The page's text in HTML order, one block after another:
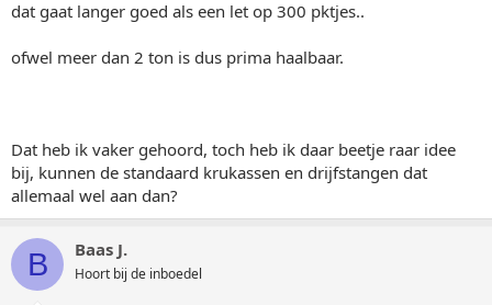
dat gaat langer goed als een let op 300 pktjes..
ofwel meer dan 2 ton is dus prima haalbaar.
Dat heb ik vaker gehoord, toch heb ik daar beetje raar idee
bij, kunnen de standaard krukassen en drijfstangen dat
allemaal wel aan dan?
B Baas J.
Hoort bij de inboedel